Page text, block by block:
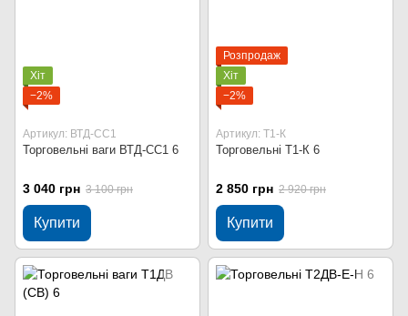
Хіт
−2%
Артикул: ВТД-СС1
Торговельні ваги ВТД-СС1 6
3 040 грн 3 100 грн
Купити
Розпродаж
Хіт
−2%
Артикул: Т1-К
Торговельні Т1-К 6
2 850 грн 2 920 грн
Купити